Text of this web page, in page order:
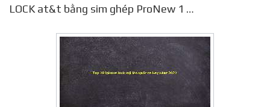
LOCK at&t bằng sim ghép ProNew 1 …